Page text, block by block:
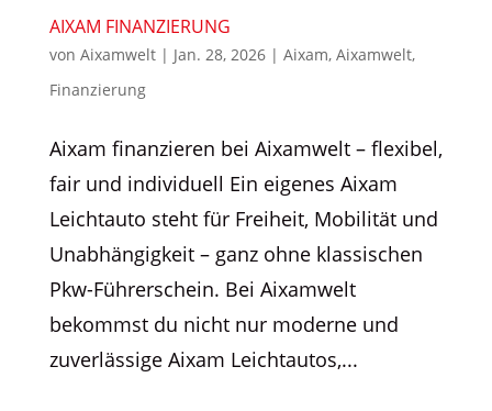
AIXAM FINANZIERUNG
von Aixamwelt| Jan. 28, 2026| Aixam, Aixamwelt,
Finanzierung
Aixam finanzieren bei Aixamwelt – flexibel,
fair und individuell Ein eigenes Aixam
Leichtauto steht für Freiheit, Mobilität und
Unabhängigkeit – ganz ohne klassischen
Pkw-Führerschein. Bei Aixamwelt
bekommst du nicht nur moderne und
zuverlässige Aixam Leichtautos,...